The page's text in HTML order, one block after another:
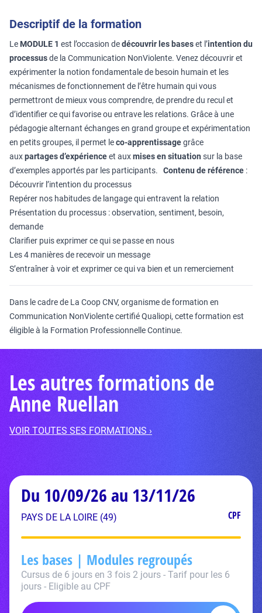
Descriptif de la formation
Le MODULE 1 est l’occasion dedécouvrir les baseset l’intention du
processusde la Communication NonViolente. Venez découvrir et
expérimenter la notion fondamentale de besoin humain et les
mécanismes de fonctionnement de l’être humain qui vous
permettront de mieux vous comprendre, de prendre du recul et
d’identifier ce qui favorise ou entrave les relations. Grâce à une
pédagogie alternant échanges en grand groupe et expérimentation
en petits groupes, il permet leco-apprentissagegrâce
auxpartages d’expérienceet auxmises en situation sur la base
d’exemples apportés par les participants. Contenu de référence :
Découvrir l’intention du processus
Repérer nos habitudes de langage qui entravent la relation
Présentation du processus : observation, sentiment, besoin,
demande
Clarifier puis exprimer ce qui se passe en nous
Les 4 manières de recevoir un message
S’entraîner à voir et exprimer ce qui va bien et un remerciement
Dans le cadre de La Coop CNV, organisme de formation en
Communication NonViolente certifié Qualiopi, cette formation est
éligible à la Formation Professionnelle Continue.
Les autres formations de
Anne Ruellan
VOIR TOUTES SES FORMATIONS ›
Du 10/09/26 au 13/11/26
PAYS DE LA LOIRE (49) CPF
Les bases | Modules regroupés
Cursus de 6 jours en 3 fois 2 jours - Tarif pour les 6
jours - Eligible au CPF